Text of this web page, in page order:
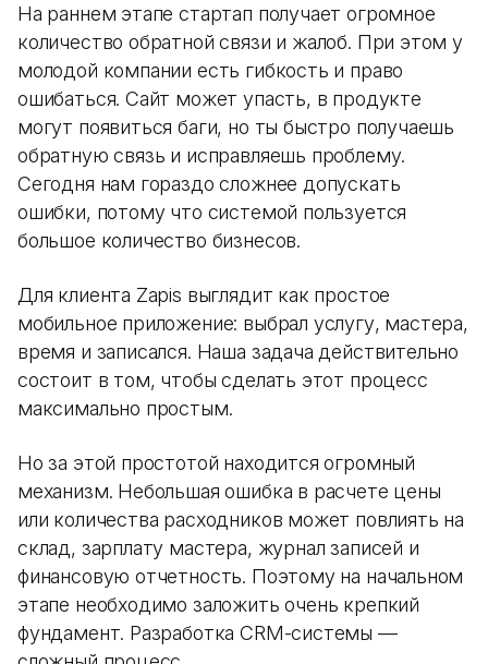
На раннем этапе стартап получает огромное
количество обратной связи и жалоб. При этом у
молодой компании есть гибкость и право
ошибаться. Сайт может упасть, в продукте
могут появиться баги, но ты быстро получаешь
обратную связь и исправляешь проблему.
Сегодня нам гораздо сложнее допускать
ошибки, потому что системой пользуется
большое количество бизнесов.
Для клиента Zapis выглядит как простое
мобильное приложение: выбрал услугу, мастера,
время и записался. Наша задача действительно
состоит в том, чтобы сделать этот процесс
максимально простым.
Но за этой простотой находится огромный
механизм. Небольшая ошибка в расчете цены
или количества расходников может повлиять на
склад, зарплату мастера, журнал записей и
финансовую отчетность. Поэтому на начальном
этапе необходимо заложить очень крепкий
фундамент. Разработка CRM-системы —